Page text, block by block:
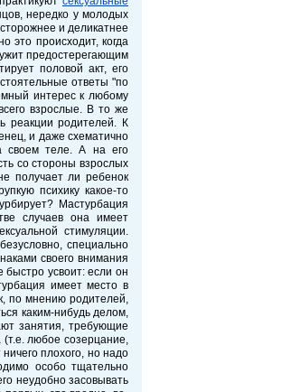
нередко у молодых
и деликатнее
это происходит, когда
предостерегающим
половой акт, его
ответы "по
интерес к любому
взрослые. В то же
реакции родителей. К
и даже схематично
своем теле. А на его
со стороны взрослых
получает ли ребенок
психику какое-то
Мастурбация
случаев она имеет
стимуляции.
специально
своего внимания
усвоит: если он
имеет место в
по мнению родителей,
каким-нибудь делом,
занятия, требующие
(т.е. любое созерцание,
плохого, но надо
особо тщательно
неудобно засовывать